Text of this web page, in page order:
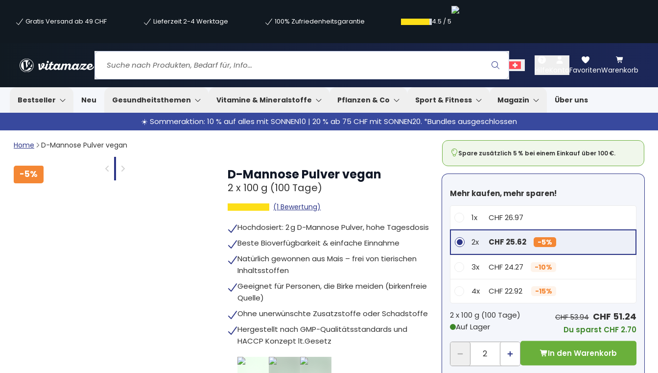
Gratis Versand ab 49 CHF Lieferzeit 2-4 Werktage 100% Zufriedenheitsgarantie 4.5 /5
FavoritenWarenkorb
Bestseller Neu Gesundheitsthemen Vitamine & Mineralstoffe Pflanzen & Co Sport & Fitness Magazin Über uns
☀️ Sommeraktion: 10 % auf alles mit SONNEN10 | 20 % ab 75 CHF mit SONNEN20. *Bundles ausgeschlossen
Home D-Mannose Pulver vegan
-5% D-Mannose Pulver vegan
2 x 100 g (100 Tage)
(1 Bewertung)
Hochdosiert: 2 g D-Mannose Pulver, hohe Tagesdosis
Beste Bioverfügbarkeit & einfache Einnahme
Natürlich gewonnen aus Mais – frei von tierischen
Inhaltsstoffen
Geeignet für Personen, die Birke meiden (birkenfreie
Quelle)
Ohne unerwünschte Zusatzstoffe oder Schadstoffe
Hergestellt nach GMP-Qualitätsstandards und
HACCP Konzept lt.Gesetz
Spare zusätzlich 5 % bei einem Einkauf über 100 €.
Mehr kaufen, mehr sparen!
1x CHF 26.97
2x CHF 25.62 -5%
3x CHF 24.27 -10%
4x CHF 22.92 -15%
Dein persönlicher Rabatt
2x CHF 0.00 -%
2 x100 g (100 Tage)
Auf Lager
CHF 53.94 CHF 51.24
Du sparst CHF 2.70
In den Warenkorb